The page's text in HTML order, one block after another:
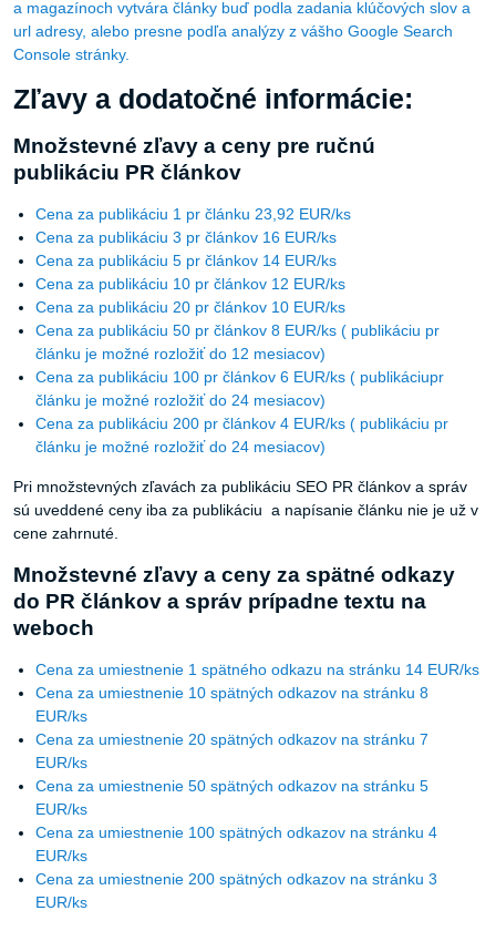
a magazínoch vytvára články buď podla zadania klúčových slov a
url adresy, alebo presne podľa analýzy z vášho Google Search
Console stránky.
Zľavy a dodatočné informácie:
Množstevné zľavy a ceny pre ručnú
publikáciu PR článkov
Cena za publikáciu 1 pr článku 23,92 EUR/ks
Cena za publikáciu 3 pr článkov 16 EUR/ks
Cena za publikáciu 5 pr článkov 14 EUR/ks
Cena za publikáciu 10 pr článkov 12 EUR/ks
Cena za publikáciu 20 pr článkov 10 EUR/ks
Cena za publikáciu 50 pr článkov 8 EUR/ks ( publikáciu pr
článku je možné rozložiť do 12 mesiacov)
Cena za publikáciu 100 pr článkov 6 EUR/ks ( publikáciupr
článku je možné rozložiť do 24 mesiacov)
Cena za publikáciu 200 pr článkov 4 EUR/ks ( publikáciu pr
článku je možné rozložiť do 24 mesiacov)
Pri množstevných zľavách za publikáciu SEO PR článkov a správ
sú uveddené ceny iba za publikáciu a napísanie článku nie je už v
cene zahrnuté.
Množstevné zľavy a ceny za spätné odkazy
do PR článkov a správ prípadne textu na
weboch
Cena za umiestnenie 1 spätného odkazu na stránku 14 EUR/ks
Cena za umiestnenie 10 spätných odkazov na stránku 8
EUR/ks
Cena za umiestnenie 20 spätných odkazov na stránku 7
EUR/ks
Cena za umiestnenie 50 spätných odkazov na stránku 5
EUR/ks
Cena za umiestnenie 100 spätných odkazov na stránku 4
EUR/ks
Cena za umiestnenie 200 spätných odkazov na stránku 3
EUR/ks